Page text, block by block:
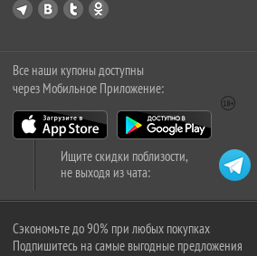
Все наши купоны доступны
через Мобильное Приложение:
Ищите скидки поблизости,
не выходя из чата:
Сэкономьте до 90% при любых покупках
Подпишитесь на самые выгодные предложения